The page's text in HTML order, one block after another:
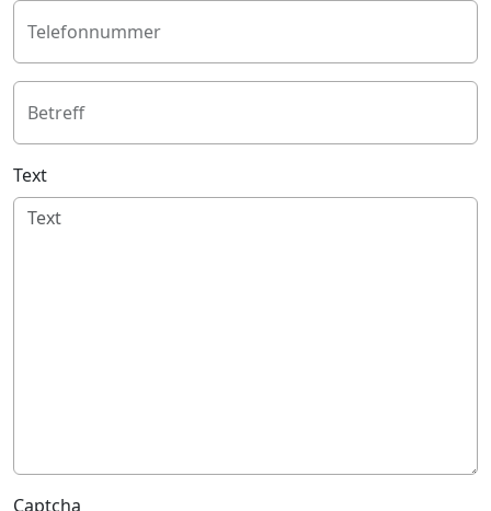
Telefonnummer
Betreff
Text
Captcha